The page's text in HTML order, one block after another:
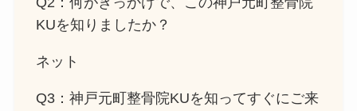
KUを知りましたか？
ネット
Q3：神戸元町整骨院KUを知ってすぐにご来